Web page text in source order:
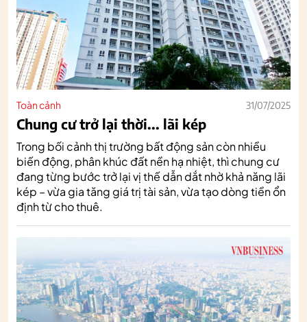
Toàn cảnh 31/07/2025
Chung cư trở lại thời... lãi kép
Trong bối cảnh thị trường bất động sản còn nhiều
biến động, phân khúc đất nền hạ nhiệt, thì chung cư
đang từng bước trở lại vị thế dẫn dắt nhờ khả năng lãi
kép – vừa gia tăng giá trị tài sản, vừa tạo dòng tiền ổn
định từ cho thuê.